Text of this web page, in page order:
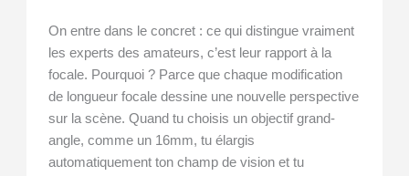
On entre dans le concret : ce qui distingue vraiment
les experts des amateurs, c’est leur rapport à la
focale. Pourquoi ? Parce que chaque modification
de longueur focale dessine une nouvelle perspective
sur la scène. Quand tu choisis un objectif grand-
angle, comme un 16mm, tu élargis
automatiquement ton champ de vision et tu